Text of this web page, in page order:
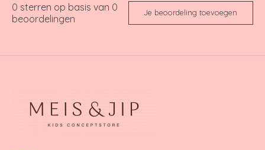
0 sterren op basis van 0
beoordelingen
Je beoordeling toevoegen